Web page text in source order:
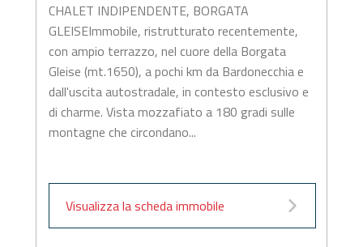
CHALET INDIPENDENTE, BORGATA
GLEISEImmobile, ristrutturato recentemente,
con ampio terrazzo, nel cuore della Borgata
Gleise (mt.1650), a pochi km da Bardonecchia e
dall'uscita autostradale, in contesto esclusivo e
di charme. Vista mozzafiato a 180 gradi sulle
montagne che circondano...
Visualizza la scheda immobile